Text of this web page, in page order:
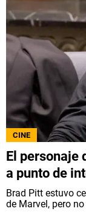
CINE
El personaje
a punto de
Brad Pitt estuvo
de Marvel, pero